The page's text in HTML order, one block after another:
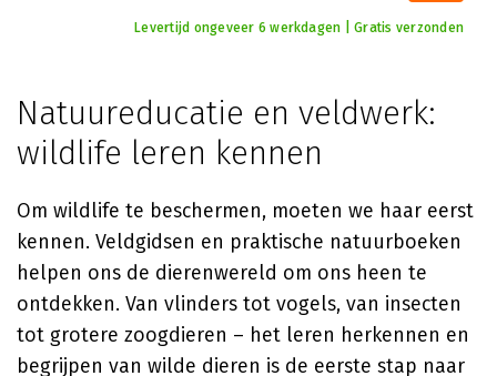
Levertijd ongeveer 6 werkdagen | Gratis verzonden
Natuureducatie en veldwerk:
wildlife leren kennen
Om wildlife te beschermen, moeten we haar eerst
kennen. Veldgidsen en praktische natuurboeken
helpen ons de dierenwereld om ons heen te
ontdekken. Van vlinders tot vogels, van insecten
tot grotere zoogdieren – het leren herkennen en
begrijpen van wilde dieren is de eerste stap naar